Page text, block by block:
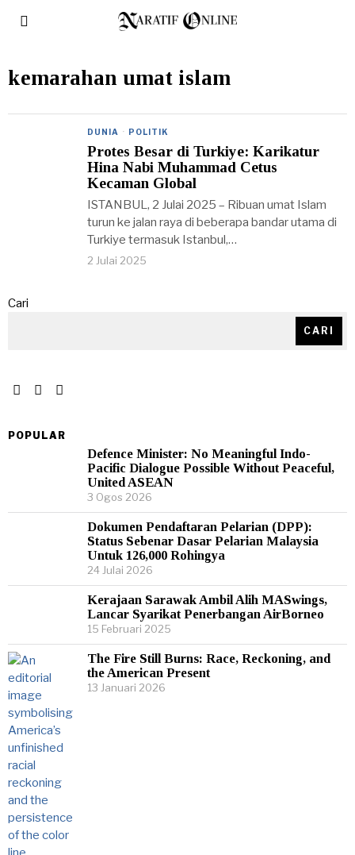
kemarahan umat islam
DUNIA · POLITIK
Protes Besar di Turkiye: Karikatur
Hina Nabi Muhammad Cetus
Kecaman Global
ISTANBUL, 2 Julai 2025 – Ribuan umat Islam
turun ke jalan raya di beberapa bandar utama di
Turkiye termasuk Istanbul,…
2 Julai 2025
Cari
CARI
POPULAR
Defence Minister: No Meaningful Indo-
Pacific Dialogue Possible Without Peaceful,
United ASEAN
3 Ogos 2026
Dokumen Pendaftaran Pelarian (DPP):
Status Sebenar Dasar Pelarian Malaysia
Untuk 126,000 Rohingya
24 Julai 2026
Kerajaan Sarawak Ambil Alih MASwings,
Lancar Syarikat Penerbangan AirBorneo
15 Februari 2025
The Fire Still Burns: Race, Reckoning, and
the American Present
13 Januari 2026